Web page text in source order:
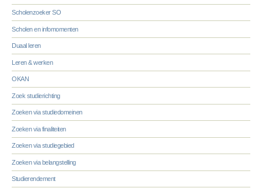
Scholenzoeker SO
Scholen en infomomenten
Duaal leren
Leren & werken
OKAN
Zoek studierichting
Zoeken via studiedomeinen
Zoeken via finaliteiten
Zoeken via studiegebied
Zoeken via belangstelling
Studierendement